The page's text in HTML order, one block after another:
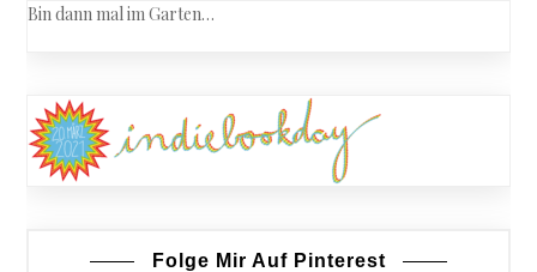
Bin dann mal im Garten…
Folge Mir Auf Pinterest